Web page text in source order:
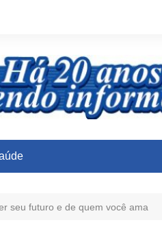
seu futuro e de quem você ama